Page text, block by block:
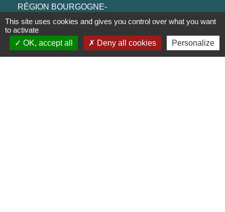
RÉGION BOURGOGNE-
FRANCHE-COMTE
CONSEIL DÉPARTEMENTAL DE
SAÔNE ET LOIRE
This site uses cookies and gives you control over what you want
to activate
OK, accept all
Deny all cookies Personalize